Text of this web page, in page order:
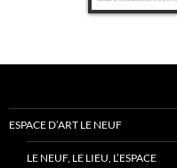
ESPACE D’ART LE NEUF
LE NEUF, LE LIEU, L’ESPACE